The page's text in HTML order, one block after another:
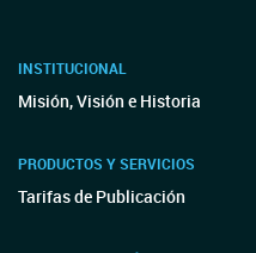
INSTITUCIONAL
Misión, Visión e Historia
PRODUCTOS Y SERVICIOS
Tarifas de Publicación